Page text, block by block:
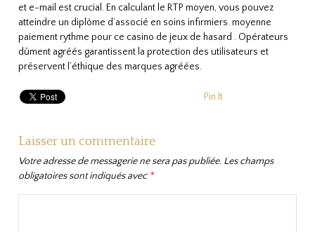
et e-mail est crucial. En calculant le RTP moyen, vous pouvez
atteindre un diplôme d’associé en soins infirmiers. moyenne
paiement rythme pour ce casino de jeux de hasard . Opérateurs
dûment agréés garantissent la protection des utilisateurs et
préservent l’éthique des marques agréées.
Pin It
Laisser un commentaire
Votre adresse de messagerie ne sera pas publiée. Les champs
obligatoires sont indiqués avec *